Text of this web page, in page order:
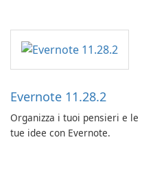
Evernote 11.28.2
Organizza i tuoi pensieri e le
tue idee con Evernote.